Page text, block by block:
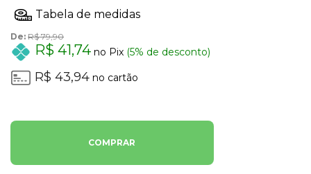
De: R$ 79,90
R$ 41,74 no Pix (5% de desconto)
R$ 43,94 no cartão
COMPRAR